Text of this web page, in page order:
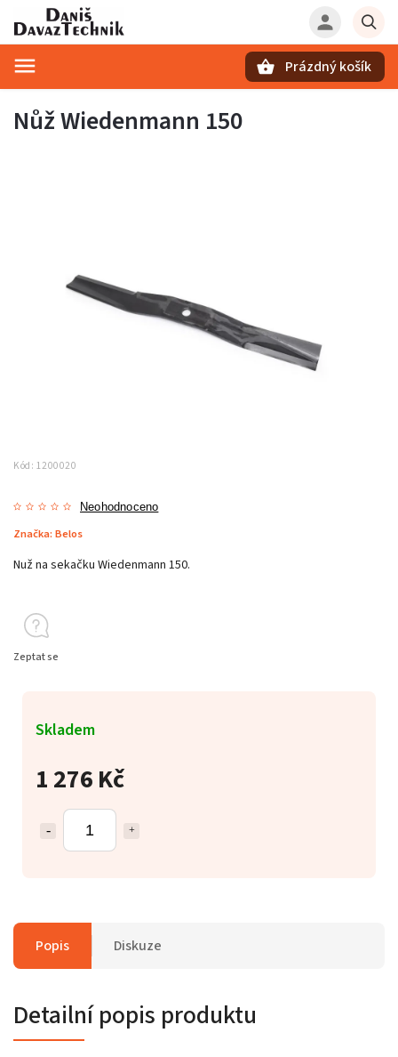
Prázdný košík
Nůž Wiedenmann 150
Kód: 1200020
Neohodnoceno
Značka: Belos
1 276 Kč
Skladem
Nuž na sekačku Wiedenmann 150.
Zeptat se
Popis Diskuze
Detailní popis produktu